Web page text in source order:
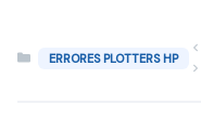
Categorías
ERRORES PLOTTERS HP